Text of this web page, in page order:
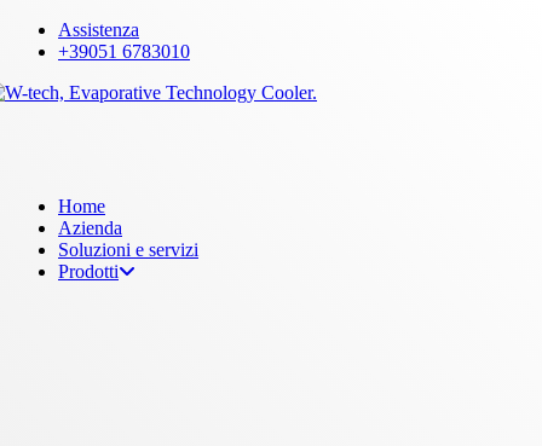
Skip
content
Assistenza
+39051 6783010
Menu
Home
Azienda
Soluzioni e servizi
Prodotti